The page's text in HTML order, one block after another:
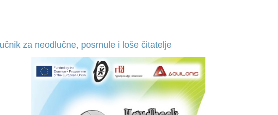
za neodlučne, posrnule i loše čitatelje